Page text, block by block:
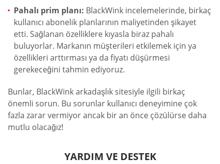
Pahalı prim planı: BlackWink incelemelerinde, birkaç
kullanıcı abonelik planlarının maliyetinden şikayet
etti. Sağlanan özelliklere kıyasla biraz pahalı
buluyorlar. Markanın müşterileri etkilemek için ya
özellikleri arttırması ya da fiyatı düşürmesi
gerekeceğini tahmin ediyoruz.
Bunlar, BlackWink arkadaşlık sitesiyle ilgili birkaç
önemli sorun. Bu sorunlar kullanıcı deneyimine çok
fazla zarar vermiyor ancak bir an önce çözülürse daha
mutlu olacağız!
YARDIM VE DESTEK